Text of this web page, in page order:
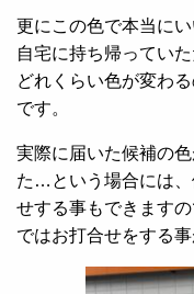
更にこの色で本当に
自宅に持ち帰ってい
どれくらい色が変わ
です。
実際に届いた候補の
た…という場合には
せする事もできます
ではお打合せをする事